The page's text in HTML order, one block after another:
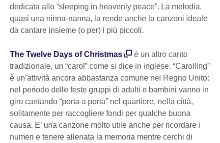
dedicata allo “sleeping in heavenly peace”. La melodia,
quasi una ninna-nanna, la rende anche la canzoni ideale
da cantare insieme (o per) i più piccoli.
The Twelve Days of Christmas
è un altro canto
tradizionale, un “carol” come si dice in inglese. “Carolling”
è un’attività ancora abbastanza comune nel Regno Unito:
nel periodo delle feste gruppi di adulti e bambini vanno in
giro cantando “porta a porta” nel quartiere, nella città,
solitamente per raccogliere fondi per qualche buona
causa. E’ una canzone molto utile anche per ricordare i
numeri e tenere allenata la memoria mentre cerchi di